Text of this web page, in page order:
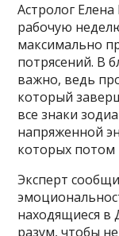
Астролог
рабочую
максимально
потрясений. В
важно, ведь
который
все знаки
напряженной
которых потом
Эксперт
находящиеся в
разум, чтобы